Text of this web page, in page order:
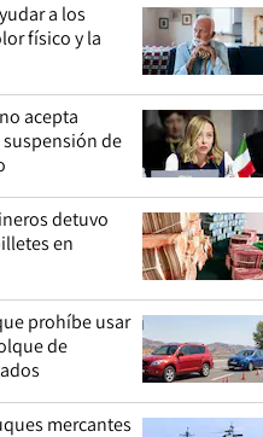
a los
físico y la
acepta
de
detuvo
en
prohíbe usar
de
mercantes